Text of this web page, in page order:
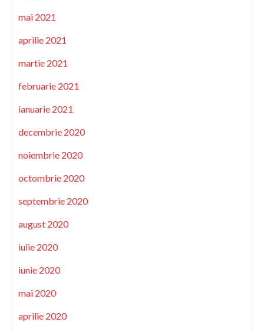
mai 2021
aprilie 2021
martie 2021
februarie 2021
ianuarie 2021
decembrie 2020
noiembrie 2020
octombrie 2020
septembrie 2020
august 2020
iulie 2020
iunie 2020
mai 2020
aprilie 2020